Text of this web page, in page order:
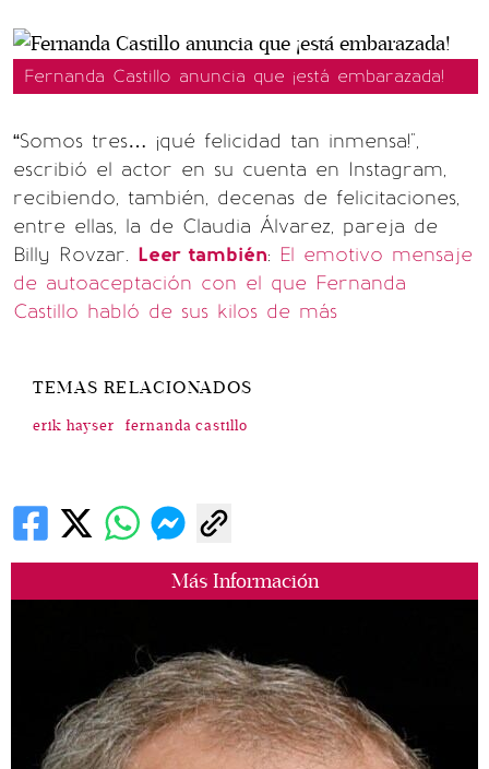
Más Información
Fernanda Castillo anuncia que ¡está embarazada!
“Somos tres… ¡qué felicidad tan inmensa!",
escribió el actor en su cuenta en Instagram,
recibiendo, también, decenas de felicitaciones,
entre ellas, la de Claudia Álvarez, pareja de
Billy Rovzar. Leer también: El emotivo mensaje
de autoaceptación con el que Fernanda
Castillo habló de sus kilos de más
TEMAS RELACIONADOS
erik hayser fernanda castillo